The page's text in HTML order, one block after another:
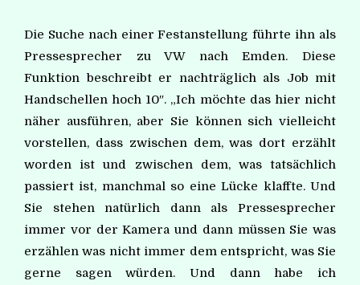
Die Suche nach einer Festanstellung führte ihn als
Pressesprecher zu VW nach Emden. Diese
Funktion beschreibt er nachträglich als Job mit
Handschellen hoch 10″. „Ich möchte das hier nicht
näher ausführen, aber Sie können sich vielleicht
vorstellen, dass zwischen dem, was dort erzählt
worden ist und zwischen dem, was tatsächlich
passiert ist, manchmal so eine Lücke klaffte. Und
Sie stehen natürlich dann als Pressesprecher
immer vor der Kamera und dann müssen Sie was
erzählen was nicht immer dem entspricht, was Sie
gerne sagen würden. Und dann habe ich